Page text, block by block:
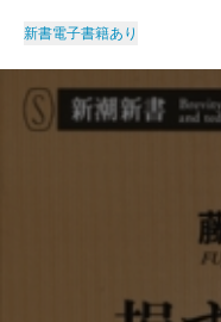
新書電子書籍あり